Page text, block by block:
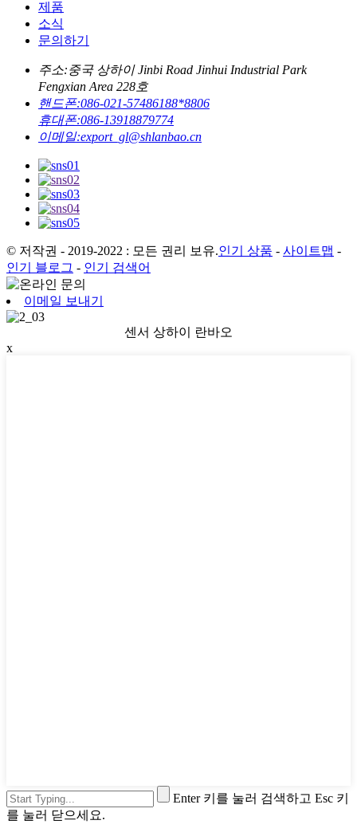
제품
소식
문의하기
주소:중국 상하이 Jinbi Road Jinhui Industrial Park
Fengxian Area 228호
핸드폰:086-021-57486188*8806
휴대폰:086-13918879774
이메일:export_gl@shlanbao.cn
© 저작권 - 2019-2022 : 모든 권리 보유.인기 상품 - 사이트맵 -
인기 블로그 - 인기 검색어
이메일 보내기
센서 상하이 란바오
x
Enter 키를 눌러 검색하고 Esc 키
를 눌러 닫으세요.